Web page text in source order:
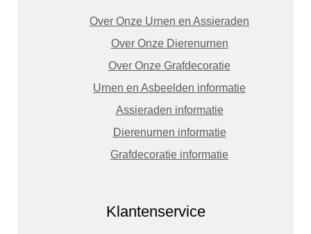
Over Onze Urnen en Assieraden
Over Onze Dierenurnen
Over Onze Grafdecoratie
Urnen en Asbeelden informatie
Assieraden informatie
Dierenurnen informatie
Grafdecoratie informatie
Klantenservice